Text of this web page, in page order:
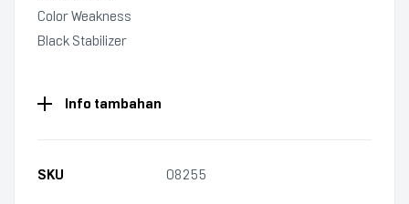
Color Weakness
Black Stabilizer
Info tambahan
SKU 08255